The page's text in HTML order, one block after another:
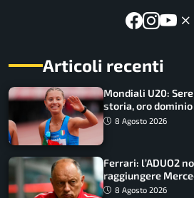
Articoli recenti
Mondiali U20:
storia, oro
marcia
8 Agosto 2026
Ferrari: l’ADUO2
raggiungere
Macarena
8 Agosto 2026